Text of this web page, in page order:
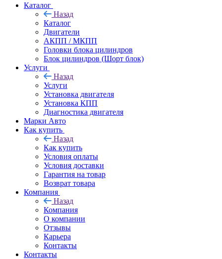
Каталог
Назад
Каталог
Двигатели
АКПП / МКПП
Головки блока цилиндров
Блок цилиндров (Шорт блок)
Услуги
Назад
Услуги
Установка двигателя
Установка КПП
Диагностика двигателя
Марки Авто
Как купить
Назад
Как купить
Условия оплаты
Условия доставки
Гарантия на товар
Возврат товара
Компания
Назад
Компания
О компании
Отзывы
Карьера
Контакты
Контакты